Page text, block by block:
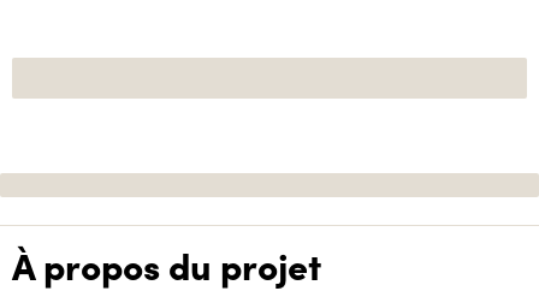
À propos du projet